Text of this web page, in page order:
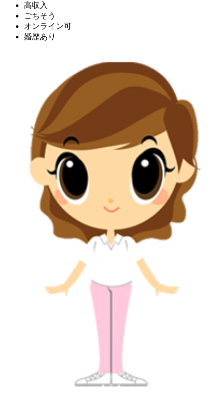
高収入
ごちそう
オンライン可
婚歴あり